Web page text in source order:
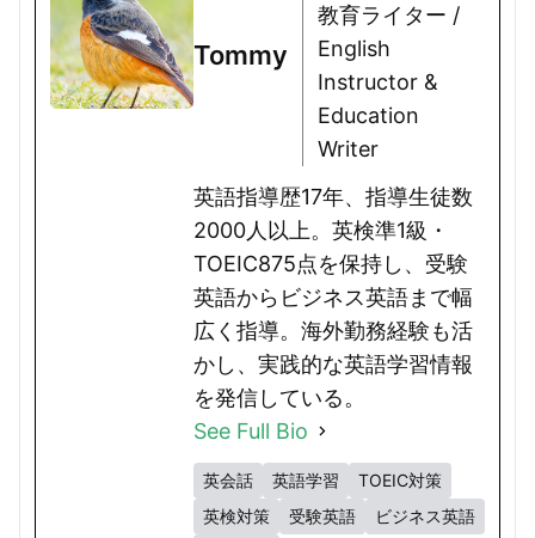
Tommy
教育ライター /
English
Instructor &
Education
Writer
英語指導歴17年、指導生徒数
2000人以上。英検準1級・
TOEIC875点を保持し、受験
英語からビジネス英語まで幅
広く指導。海外勤務経験も活
かし、実践的な英語学習情報
を発信している。
See Full Bio
英会話 英語学習
TOEIC対策
英検対策
受験英語
ビジネス英語